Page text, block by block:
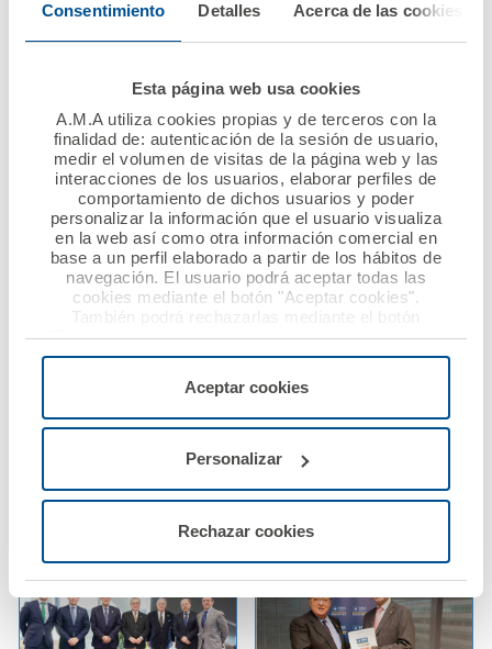
Consentimiento Detalles Acerca de las cookies
Esta página web usa cookies
A.M.A utiliza cookies propias y de terceros con la
finalidad de: autenticación de la sesión de usuario,
medir el volumen de visitas de la página web y las
interacciones de los usuarios, elaborar perfiles de
comportamiento de dichos usuarios y poder
personalizar la información que el usuario visualiza
en la web así como otra información comercial en
base a un perfil elaborado a partir de los hábitos de
navegación. El usuario podrá aceptar todas las
cookies mediante el botón "Aceptar cookies".
También podrá rechazarlas mediante el botón
"Rechazar", donde se rechazarán todas las cookies
menos las necesarias para permitir el acceso a los
configurarlas usando el botón “Personalizar".
Aceptar cookies
Personalizar
Rechazar cookies
Ver noticia
16 enero 2018
A.M.A. se sitúa en el
top ten de las
aseguradoras por su
Ver noticia
11 enero 2018
A.M.A., la Mutua de
los Profesionales
Sanitarios, firma una
con el Colegio de
Farmacéuticos de
Ver noticia